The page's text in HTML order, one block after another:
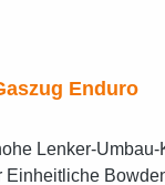
Enduro
Einheitliche